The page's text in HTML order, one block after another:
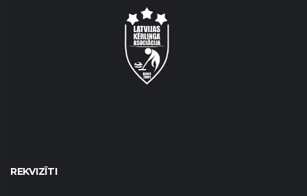
REKVIZĪTI